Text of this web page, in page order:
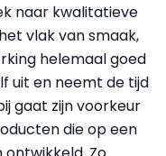
naar kwalitatieve
vlak van smaak,
helemaal goed
uit en neemt de tijd
gaat zijn voorkeur
die op een